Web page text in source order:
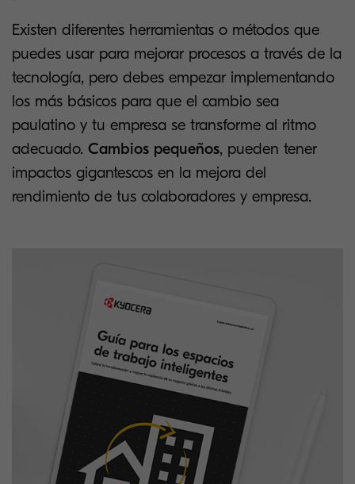
Existen diferentes herramientas o métodos que
puedes usar para mejorar procesos a través de la
tecnología, pero debes empezar implementando
los más básicos para que el cambio sea
paulatino y tu empresa se transforme al ritmo
adecuado. Cambios pequeños, pueden tener
impactos gigantescos en la mejora del
rendimiento de tus colaboradores y empresa.